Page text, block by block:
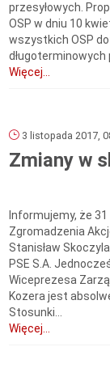
przesyłowych.
OSP w dniu 10
wszystkich OSP
długoterminowych
Więcej...
3 listopada 2017,
Zmiany w
Informujemy, że
Zgromadzenia
Stanisław
PSE S.A.
Wiceprezesa
Kozera jest
Stosunki...
Więcej...